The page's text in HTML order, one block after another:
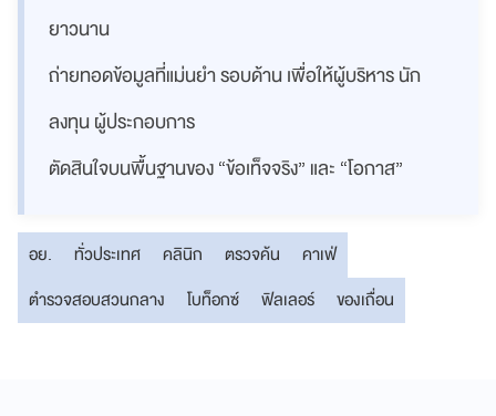
ยาวนาน
ถ่ายทอดข้อมูลที่แม่นยำ รอบด้าน เพื่อให้ผู้บริหาร นัก
ลงทุน ผู้ประกอบการ
ตัดสินใจบนพื้นฐานของ “ข้อเท็จจริง” และ “โอกาส”
อย. ทั่วประเทศ คลินิก ตรวจค้น
คาเฟ่
ตำรวจสอบสวนกลาง
โบท็อกซ์ ฟิลเลอร์ ของเถื่อน